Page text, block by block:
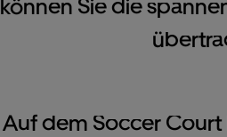
können Sie die
Auf dem Soccer Court